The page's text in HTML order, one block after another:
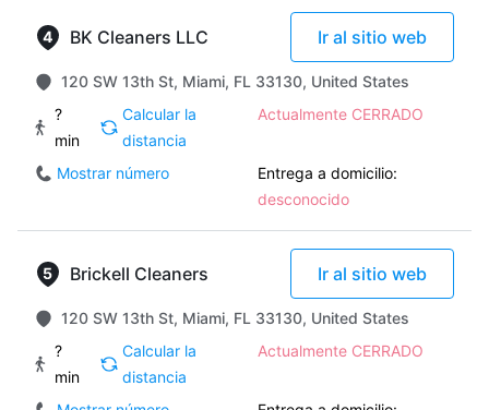
BK Cleaners LLC Ir al sitio web
120 SW 13th St, Miami, FL 33130, United States
?
min
Calcular la
distancia
Actualmente CERRADO
Mostrar número
Entrega a domicilio:
desconocido
Brickell Cleaners Ir al sitio web
120 SW 13th St, Miami, FL 33130, United States
?
min
Calcular la
distancia
Actualmente CERRADO